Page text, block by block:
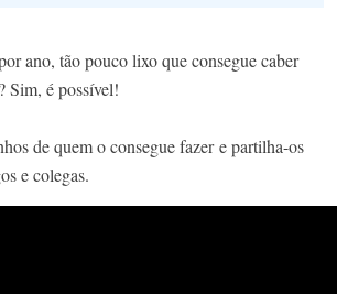
ano, tão pouco lixo que consegue caber
Sim, é possível!
de quem o consegue fazer e partilha-os
e colegas.